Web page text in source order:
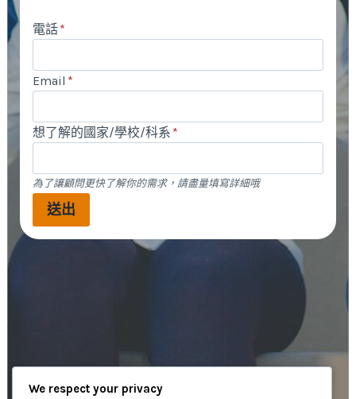
電話*
Email *
想了解的國家/學校/科系 *
為了讓顧問更快了解你的需求，請盡量填寫詳細哦
送出
We respect your privacy